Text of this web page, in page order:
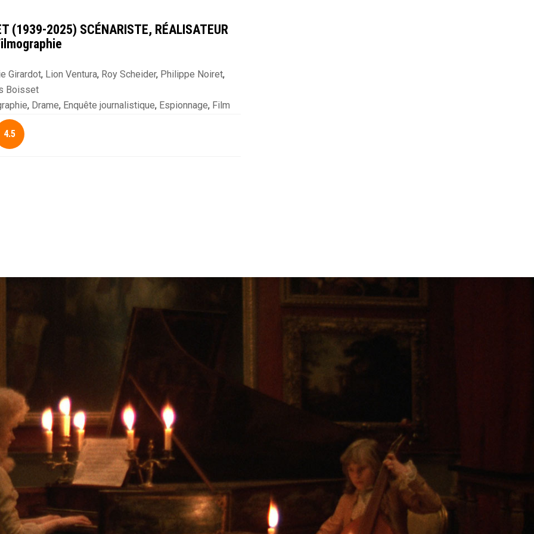
(1939-2025) SCÉNARISTE, RÉALISATEUR
Girardot, Lion Ventura, Roy Scheider, Philippe Noiret,
, Patrick Dewaere
,Bruno Cremer,Jean-Louis Trintignant,Jean Yanne,
Bouise
Boisset
, Drame, Enquête journalistique, Espionnage, Film
Politique
4.5